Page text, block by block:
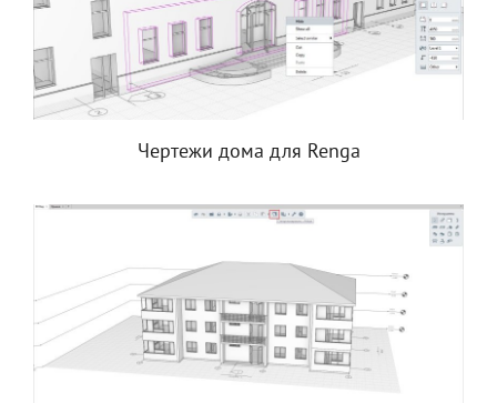
Чертежи дома для Renga